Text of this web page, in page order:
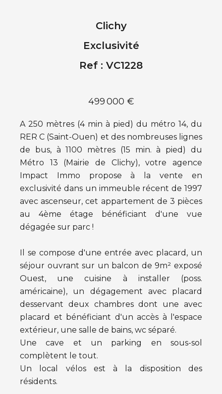
Clichy
Exclusivité
Ref : VC1228
499 000 €
A 250 mètres (4 min à pied) du métro 14, du
RER C (Saint-Ouen) et des nombreuses lignes
de bus, à 1100 mètres (15 min. à pied) du
Métro 13 (Mairie de Clichy), votre agence
Impact Immo propose à la vente en
exclusivité dans un immeuble récent de 1997
avec ascenseur, cet appartement de 3 pièces
au 4ème étage bénéficiant d'une vue
dégagée sur parc !
Il se compose d'une entrée avec placard, un
séjour ouvrant sur un balcon de 9m² exposé
Ouest, une cuisine à installer (poss.
américaine), un dégagement avec placard
desservant deux chambres dont une avec
placard et bénéficiant d'un accès à l'espace
extérieur, une salle de bains, wc séparé.
Une cave et un parking en sous-sol
complètent le tout.
Un local vélos est à la disposition des
résidents.